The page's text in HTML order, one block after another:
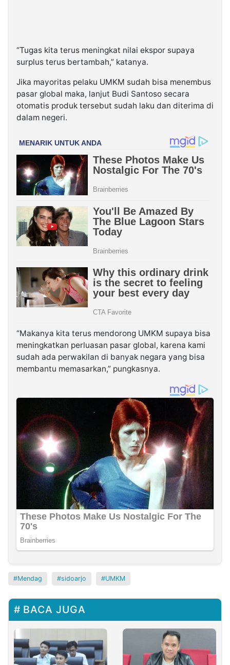
“Tugas kita terus meningkat nilai ekspor supaya
surplus terus bertambah,” katanya.
Jika mayoritas pelaku UMKM sudah bisa menembus
pasar global maka, lanjut Budi Santoso secara
otomatis produk tersebut sudah laku dan diterima di
dalam negeri.
“Makanya kita terus mendorong UMKM supaya bisa
meningkatkan perluasan pasar global, karena kami
sudah ada perwakilan di banyak negara yang bisa
membantu memasarkan,” pungkasnya.
Mendag sidoarjo UMKM
BACA JUGA